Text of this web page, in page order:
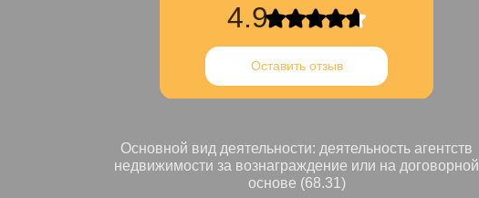
Оставить отзыв
4.9
Основной вид деятельности: деятельность агентств
недвижимости за вознаграждение или на договорной
основе (68.31)